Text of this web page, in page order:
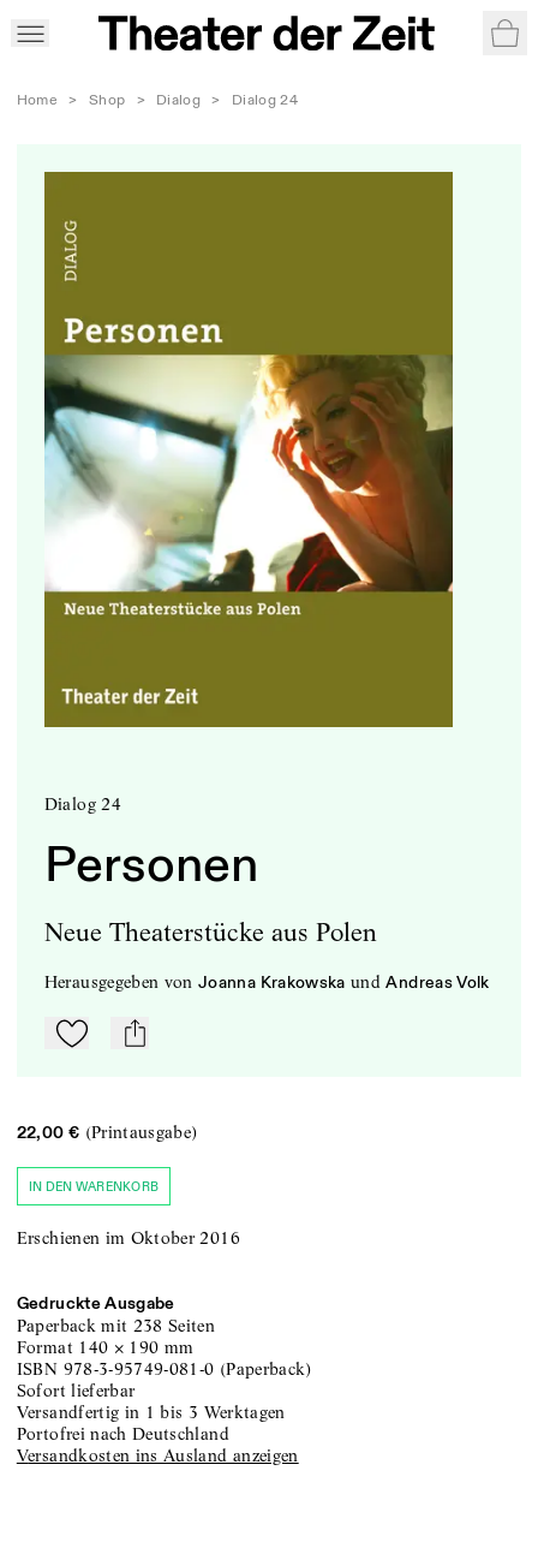
Home > Shop > Dialog > Dialog 24
Dialog 24
Personen
Neue Theaterstücke aus Polen
herausgegeben von Joanna Krakowska und Andreas Volk
Zu Mein-TdZ hinzufügen
mail
22,00 € (Printausgabe)
IN DEN WARENKORB
Erschienen im Oktober 2016
Gedruckte Ausgabe
Paperback mit 238 Seiten
Format 140 × 190 mm
ISBN 978-3-95749-081-0 (Paperback)
sofort lieferbar
versandfertig in 1 bis 3 Werktagen
portofrei nach Deutschland
Versandkosten ins Ausland anzeigen